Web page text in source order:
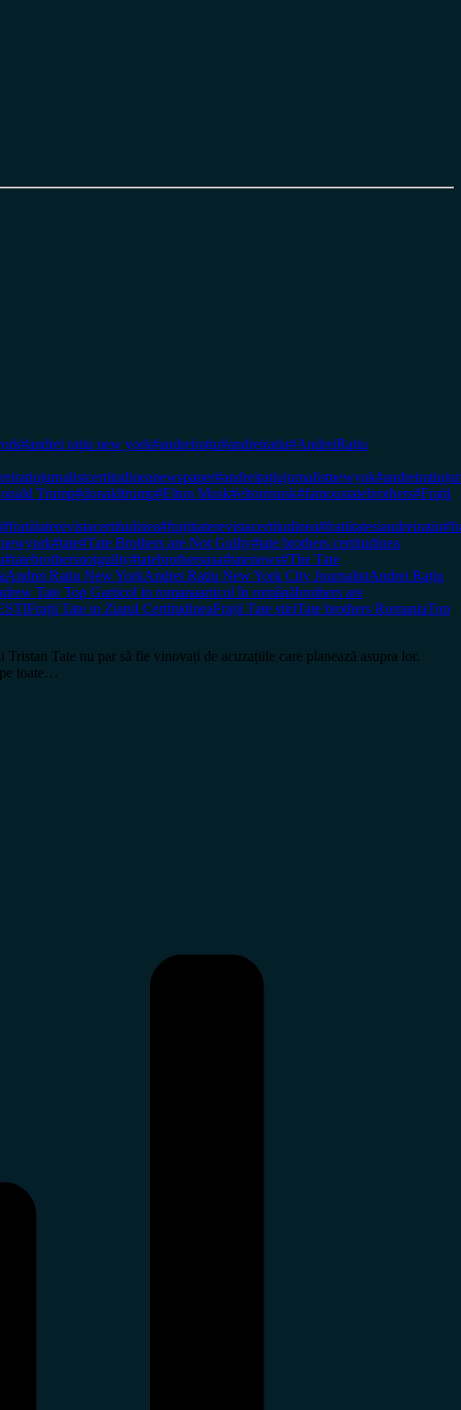
#andrei rațiu new york#andreirațiu#andreiratiu#AndreiRațiu
#andreirațiujurnalistnewyok
Trump#donaldtrump#Elton Musk#eltonmusk#famoustatebrothers#Frații
#fratiitaterevistacertitudinea#frațiitaterevistacertitudinea#fratiitatesiandreiratiu
#tate#Tate Brothers are Not Guilty#tate brothers certitudinea
#tatebrothersnotguilty#tatebrothersusa#tatenews#The Tate
Andrei Ratiu New YorkAndrei Ratiu New York City JournalistAndrei Rațiu
Tate Top Garticol in romanaarticol în românăbrothers are
Frații Tate in Ziarul CertitudineaFrații Tate stiriTate brothers RomaniaTop
Tate nu par să fie vinovați de acuzațiile care planează asupra lor.
toate…